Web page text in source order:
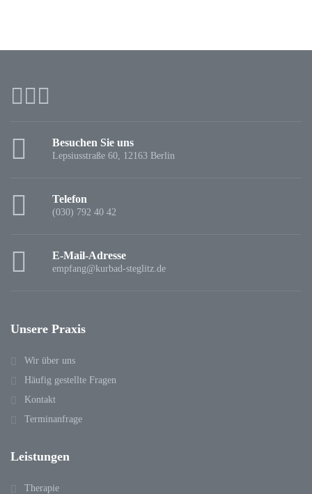
Besuchen Sie uns
Lepsiusstraße 60, 12163 Berlin
Telefon
(030) 792 40 42
E-Mail-Adresse
empfang@kurbad-steglitz.de
Unsere Praxis
Wir über uns
Häufig gestellte Fragen
Kontakt
Terminanfrage
Leistungen
Therapie